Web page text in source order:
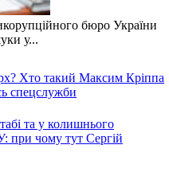
бюро України
у...
Хто такий Максим Кріппа
спецслужби
та у колишнього
при чому тут Сергій